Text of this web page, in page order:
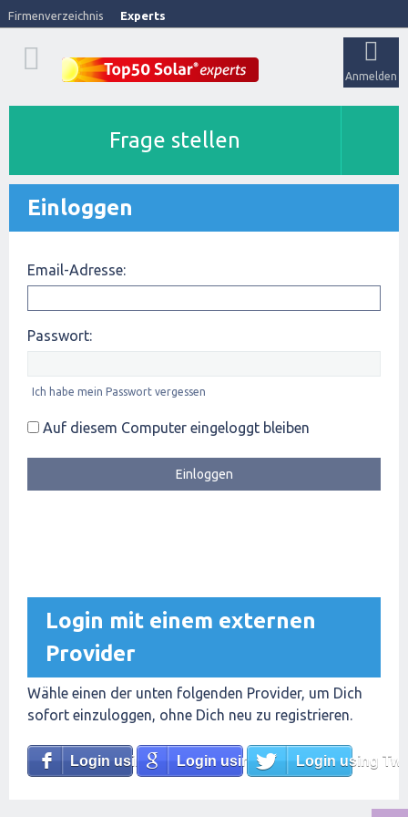
Firmenverzeichnis Experts
Anmelden
Frage stellen
Einloggen
Email-Adresse:
Passwort:
Ich habe mein Passwort vergessen
Auf diesem Computer eingeloggt bleiben
Login mit einem externen
Provider
Wähle einen der unten folgenden Provider, um Dich
sofort einzuloggen, ohne Dich neu zu registrieren.
Login using FacebookLogin using GoogleLogin using